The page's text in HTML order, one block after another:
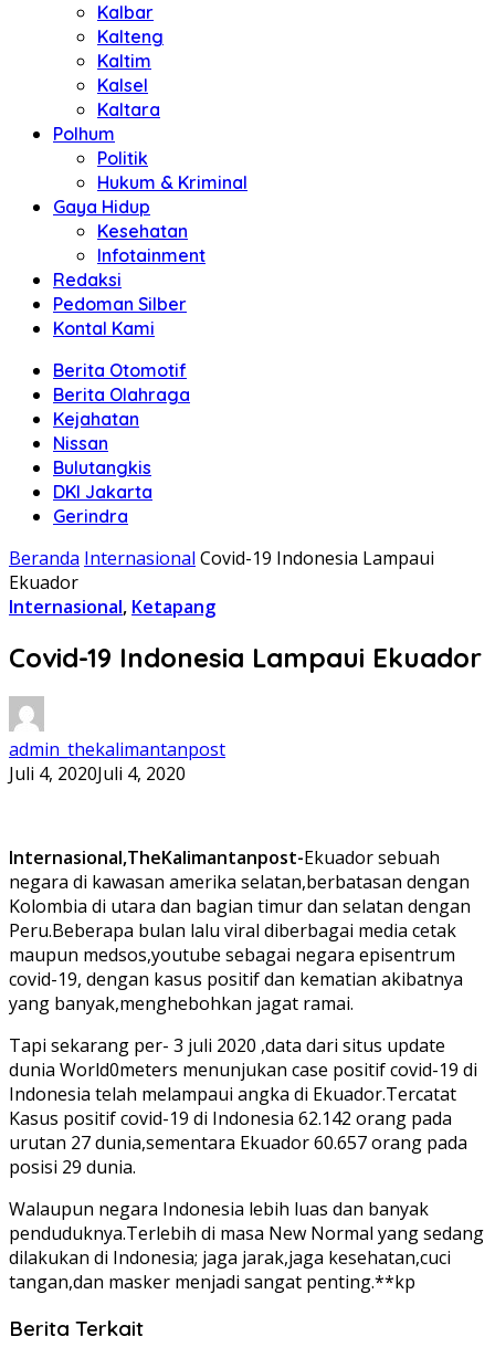
Kalbar
Kalteng
Kaltim
Kalsel
Kaltara
Polhum
Politik
Hukum & Kriminal
Gaya Hidup
Kesehatan
Infotainment
Redaksi
Pedoman Silber
Kontal Kami
Berita Otomotif
Berita Olahraga
Kejahatan
Nissan
Bulutangkis
DKI Jakarta
Gerindra
Beranda Internasional Covid-19 Indonesia Lampaui
Ekuador
Internasional, Ketapang
Covid-19 Indonesia Lampaui Ekuador
admin_thekalimantanpost
Juli 4, 2020Juli 4, 2020
Internasional,TheKalimantanpost-Ekuador sebuah
negara di kawasan amerika selatan,berbatasan dengan
Kolombia di utara dan bagian timur dan selatan dengan
Peru.Beberapa bulan lalu viral diberbagai media cetak
maupun medsos,youtube sebagai negara episentrum
covid-19, dengan kasus positif dan kematian akibatnya
yang banyak,menghebohkan jagat ramai.
Tapi sekarang per- 3 juli 2020 ,data dari situs update
dunia World0meters menunjukan case positif covid-19 di
Indonesia telah melampaui angka di Ekuador.Tercatat
Kasus positif covid-19 di Indonesia 62.142 orang pada
urutan 27 dunia,sementara Ekuador 60.657 orang pada
posisi 29 dunia.
Walaupun negara Indonesia lebih luas dan banyak
penduduknya.Terlebih di masa New Normal yang sedang
dilakukan di Indonesia; jaga jarak,jaga kesehatan,cuci
tangan,dan masker menjadi sangat penting.**kp
Berita Terkait